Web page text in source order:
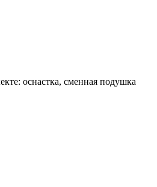
оснастка, сменная подушка